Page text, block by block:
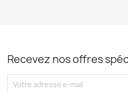
Recevez nos offres